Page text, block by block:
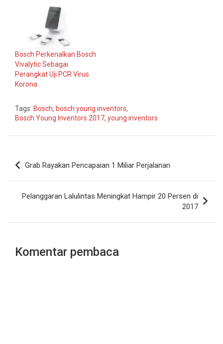
Bosch Perkenalkan Bosch
Vivalytic Sebagai
Perangkat Uji PCR Virus
Korona
Tags: Bosch, bosch young inventors,
Bosch Young Inventors 2017, young inventors
Navigasi
pos
Grab Rayakan Pencapaian 1 Miliar Perjalanan
Pelanggaran Lalulintas Meningkat Hampir 20 Persen di
2017
Komentar pembaca